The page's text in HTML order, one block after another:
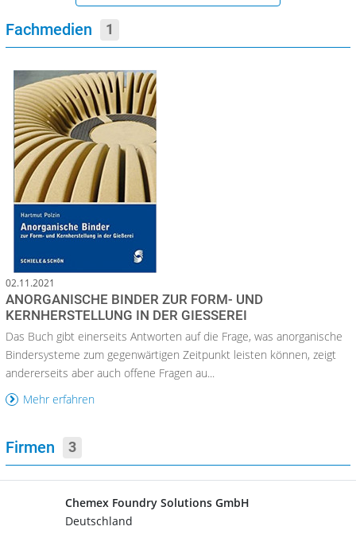
Fachmedien 1
02.11.2021
ANORGANISCHE BINDER ZUR FORM- UND
KERNHERSTELLUNG IN DER GIESSEREI
Das Buch gibt einerseits Antworten auf die Frage, was anorganische
Bindersysteme zum gegenwärtigen Zeitpunkt leisten können, zeigt
andererseits aber auch offene Fragen au...
Mehr erfahren
Firmen 3
Chemex Foundry Solutions GmbH
Deutschland